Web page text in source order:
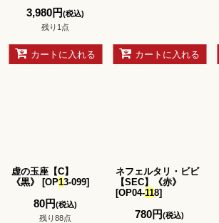
3,980円(税込)
残り1点
カートに入れる カートに入れる
虚の玉座【C】
《黒》
[OP13-099]
80円(税込)
残り88点
ネフェルタリ・ビビ
【SEC】《赤》
[OP04-118]
780円(税込)